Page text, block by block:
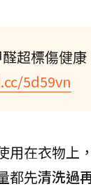
超標傷健
5d59vn
用在衣物上
都先清洗過